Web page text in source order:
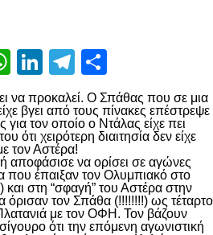
WhatsApp
LinkedIn
Telegram
να προκαλεί. O Σπάθας που σε μια
βγει από τους πίνακες επέστρεψε
τον οποίο ο Ντάλας είχε πει
ότι χειρότερη διαιτησία δεν είχε
τον Αστέρα!
αποφάσισε να ορίσει σε αγώνες
που έπαιξαν τον Ολυμπιακό στο
στη “σφαγή” του Αστέρα στην
όρισαν τον Σπάθα (!!!!!!!!) ως τέταρτο
με τον ΟΦΗ. Τον βάζουν
ότι την επόμενη αγωνιστική